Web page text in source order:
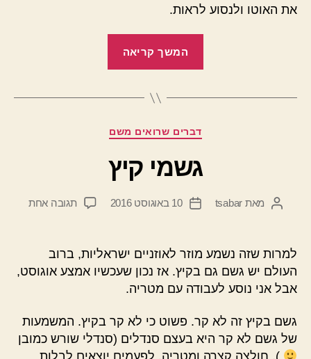
את האוטו ולנסוע לראות.
המשך קריאה
בארצות
קטגוריות
דברים שרואים משם
גשמי קיץ
המחבר
מאת tsabar
תאריך
10 באוגוסט 2016 תגובה אחתעל
למרות שזה נשמע מוזר לאוזניים ישראליות, ברוב
העולם יש גשם גם בקיץ. אז נכון שעכשיו אמצע אוגוסט,
אבל אני נוסע לעבודה עם מטריה.
גשם בקיץ זה לא קר. פשוט כי לא קר בקיץ. המשמעות
של גשם לא קר היא בעצם סנדלים (סנדלי שורש כמובן
), חולצה קצרה ומטריה. לפעמים יוצאים לבלות